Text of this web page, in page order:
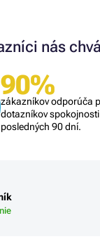
nás
90%
zákazníkov odporúča
dotazníkov
posledných 90 dní.